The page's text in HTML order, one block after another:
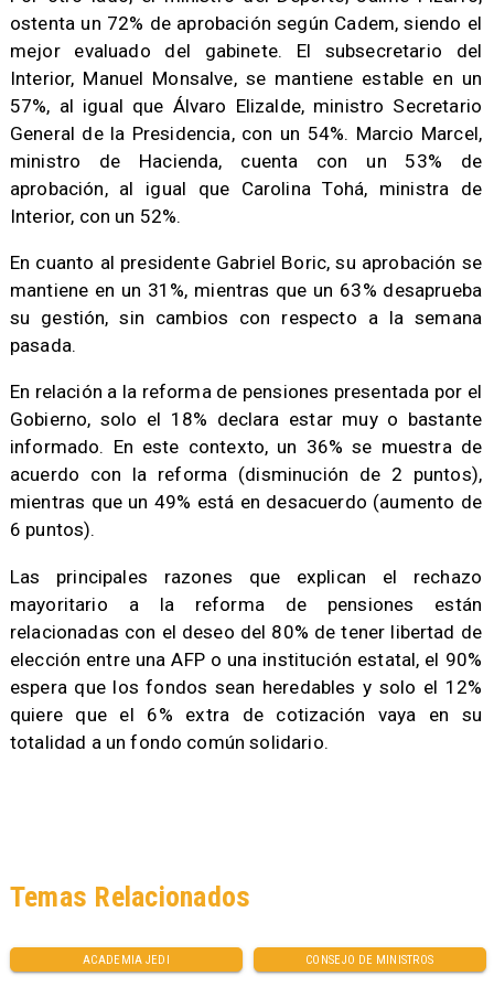
ostenta un 72% de aprobación según Cadem, siendo el
mejor evaluado del gabinete. El subsecretario del
Interior, Manuel Monsalve, se mantiene estable en un
57%, al igual que Álvaro Elizalde, ministro Secretario
General de la Presidencia, con un 54%. Marcio Marcel,
ministro de Hacienda, cuenta con un 53% de
aprobación, al igual que Carolina Tohá, ministra de
Interior, con un 52%.
En cuanto al presidente Gabriel Boric, su aprobación se
mantiene en un 31%, mientras que un 63% desaprueba
su gestión, sin cambios con respecto a la semana
pasada.
En relación a la reforma de pensiones presentada por el
Gobierno, solo el 18% declara estar muy o bastante
informado. En este contexto, un 36% se muestra de
acuerdo con la reforma (disminución de 2 puntos),
mientras que un 49% está en desacuerdo (aumento de
6 puntos).
Las principales razones que explican el rechazo
mayoritario a la reforma de pensiones están
relacionadas con el deseo del 80% de tener libertad de
elección entre una AFP o una institución estatal, el 90%
espera que los fondos sean heredables y solo el 12%
quiere que el 6% extra de cotización vaya en su
totalidad a un fondo común solidario.
ACADEMIA JEDI CONSEJO DE MINISTROS
Temas Relacionados